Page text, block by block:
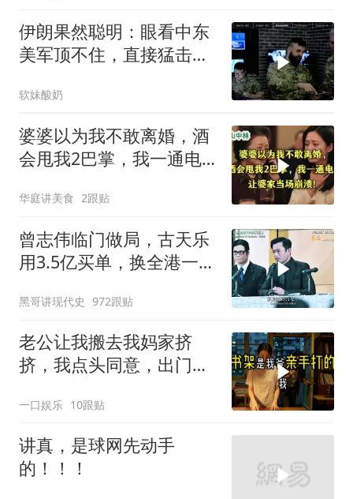
伊朗果然聪明：眼看中东
美军顶不住，直接猛击要
软妹酸奶
婆婆以为我不敢离婚，酒
会甩我2巴掌，我一通电
华庭讲美食 2跟贴
曾志伟临门做局，古天乐
用3.5亿买单，换全港一声
黑哥讲现代史 972跟贴
老公让我搬去我妈家挤
挤，我点头同意，出门时
把车钥匙
一口娱乐 10跟贴
讲真，是球网先动手
的！！！